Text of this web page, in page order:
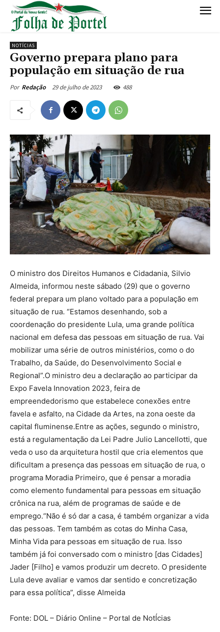
NOTÍCIAS
Governo prepara plano para
população em situação de rua
Por Redação 29 de julho de 2023 488
O ministro dos Direitos Humanos e Cidadania, Silvio
Almeida, informou neste sábado (29) que o governo
federal prepara um plano voltado para a população em
situação de rua. “Estamos desenhando, sob a
coordenação do presidente Lula, uma grande política
nacional em defesa das pessoas em situação de rua. Vai
mobilizar uma série de outros ministérios, como o do
Trabalho, da Saúde, do Desenvolvimento Social e
Regional”.O ministro deu a declaração ao participar da
Expo Favela Innovation 2023, feira de
empreendedorismo que estabelece conexões entre
favela e asfalto, na Cidade da Artes, na zona oeste da
capital fluminense.Entre as ações, segundo o ministro,
está a regulamentação da Lei Padre Julio Lancellotti, que
veda o uso da arquitetura hostil que cria elementos que
dificultam a presença das pessoas em situação de rua, o
programa Moradia Primeiro, que é pensar a moradia
como elemento fundamental para pessoas em situação
crônica na rua, além de programas de saúde e de
emprego.“Não é só dar a casa, é também organizar a vida
das pessoas. Tem também as cotas do Minha Casa,
Minha Vida para pessoas em situação de rua. Isso
também já foi conversado com o ministro [das Cidades]
Jader [Filho] e vamos produzir um decreto. O presidente
Lula deve avaliar e vamos dar sentido e concretização
para essa política”, disse Almeida
Fonte: DOL – Diário Online – Portal de NotÍcias